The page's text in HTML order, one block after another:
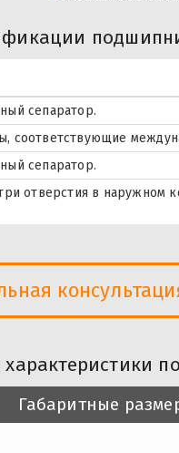
сепаратор.
соответствующие
сепаратор.
отверстия в наружном
характеристики
Габаритные